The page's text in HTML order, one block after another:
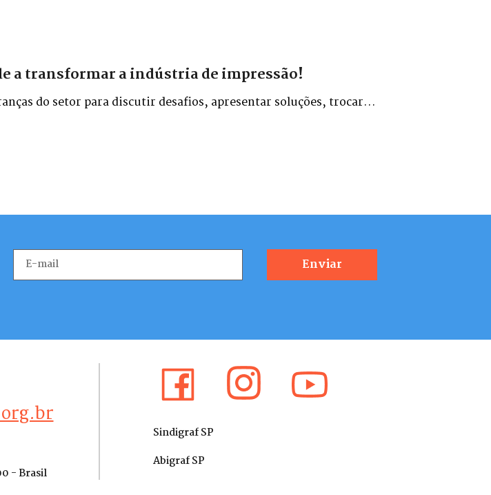
a transformar a indústria de impressão!
do setor para discutir desafios, apresentar soluções, trocar
- Brasil
Sindigraf SP
Abigraf SP